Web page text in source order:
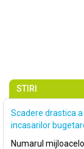
STIRI
Scadere drastica
incasarilor
Numarul